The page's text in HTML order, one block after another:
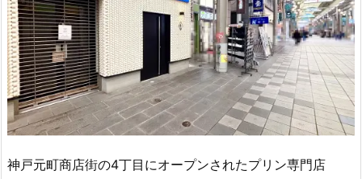
神戸元町商店街の4丁目にオープンされたプリン専門店